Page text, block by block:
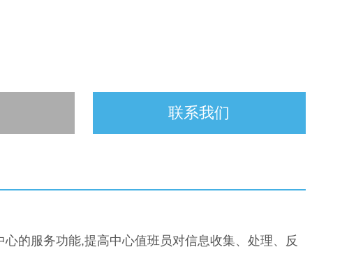
联系我们
的服务功能,提高中心值班员对信息收集、处理、反